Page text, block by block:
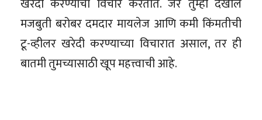
मजबुती बरोबर दमदार मायलेज आणि कमी किंमतीची
टू-व्हीलर खरेदी करण्याच्या विचारात असाल, तर ही
बातमी तुमच्यासाठी खूप महत्त्वाची आहे.